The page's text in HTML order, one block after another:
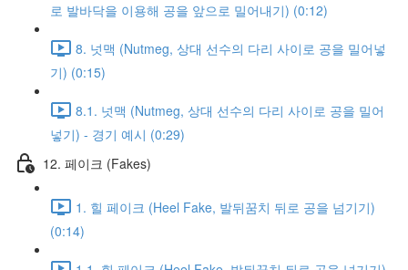
로 발바닥을 이용해 공을 앞으로 밀어내기) (0:12)
8. 넛맥 (Nutmeg, 상대 선수의 다리 사이로 공을 밀어넣
기) (0:15)
8.1. 넛맥 (Nutmeg, 상대 선수의 다리 사이로 공을 밀어
넣기) - 경기 예시 (0:29)
12. 페이크 (Fakes)
1. 힐 페이크 (Heel Fake, 발뒤꿈치 뒤로 공을 넘기기)
(0:14)